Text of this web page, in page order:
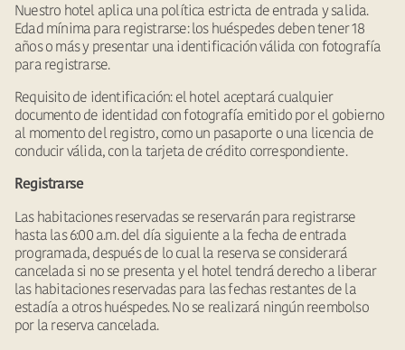
Nuestro hotel aplica una política estricta de entrada y salida.
Edad mínima para registrarse: los huéspedes deben tener 18
años o más y presentar una identificación válida con fotografía
para registrarse.
Requisito de identificación: el hotel aceptará cualquier
documento de identidad con fotografía emitido por el gobierno
al momento del registro, como un pasaporte o una licencia de
conducir válida, con la tarjeta de crédito correspondiente.
Registrarse
Las habitaciones reservadas se reservarán para registrarse
hasta las 6:00 a.m. del día siguiente a la fecha de entrada
programada, después de lo cual la reserva se considerará
cancelada si no se presenta y el hotel tendrá derecho a liberar
las habitaciones reservadas para las fechas restantes de la
estadía a otros huéspedes. No se realizará ningún reembolso
por la reserva cancelada.